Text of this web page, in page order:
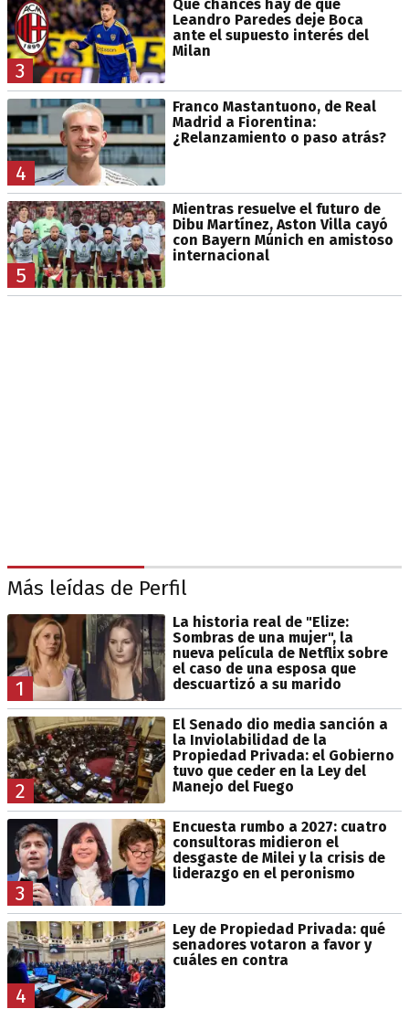
3
Qué chances hay de que
Leandro Paredes deje Boca
ante el supuesto interés del
Milan
4
Franco Mastantuono, de Real
Madrid a Fiorentina:
¿Relanzamiento o paso atrás?
5
Mientras resuelve el futuro de
Dibu Martínez, Aston Villa cayó
con Bayern Múnich en amistoso
internacional
Más leídas de Perfil
1
La historia real de "Elize:
Sombras de una mujer", la
nueva película de Netflix sobre
el caso de una esposa que
descuartizó a su marido
2
El Senado dio media sanción a
la Inviolabilidad de la
Propiedad Privada: el Gobierno
tuvo que ceder en la Ley del
Manejo del Fuego
3
Encuesta rumbo a 2027: cuatro
consultoras midieron el
desgaste de Milei y la crisis de
liderazgo en el peronismo
4
Ley de Propiedad Privada: qué
senadores votaron a favor y
cuáles en contra